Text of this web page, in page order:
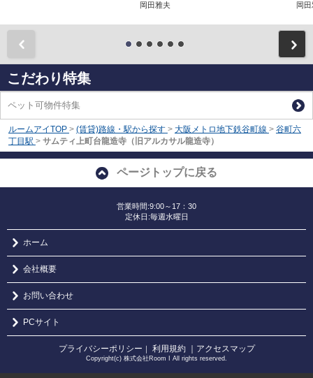
岡田雅夫 岡
こだわり特集
ペット可物件特集
ルームアイTOP > (賃貸)路線・駅から探す > 大阪メトロ地下鉄谷町線 > 谷町六
丁目駅 > サムティ上町台龍造寺（旧アルカサル龍造寺）
ページトップに戻る
営業時間:9:00～17：30
定休日:毎週水曜日
ホーム
会社概要
お問い合わせ
PCサイト
プライバシーポリシー 利用規約 ｜アクセスマップ
Copyright(c) 株式会社Room I All rights reserved.